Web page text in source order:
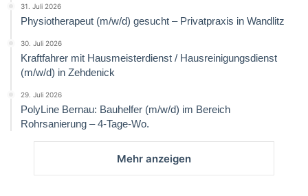
31. Juli 2026
Physiotherapeut (m/w/d) gesucht – Privatpraxis in Wandlitz
30. Juli 2026
Kraftfahrer mit Hausmeisterdienst / Hausreinigungsdienst
(m/w/d) in Zehdenick
29. Juli 2026
PolyLine Bernau: Bauhelfer (m/w/d) im Bereich
Rohrsanierung – 4-Tage-Wo.
Mehr anzeigen